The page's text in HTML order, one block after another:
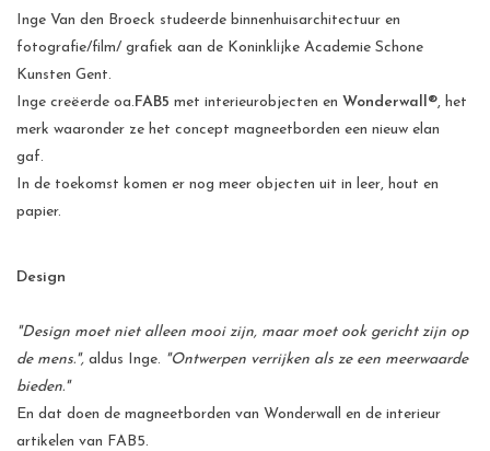
magneten
Ontwerp op maat
BIG SALE , GRAB YOUR
Rechthoekige , vierkante, ronde
magneetborden
Inge Van den Broeck studeerde binnenhuisarchitectuur en
fotografie/film/ grafiek aan de Koninklijke Academie Schone
Kunsten Gent.
Inge creëerde oa. FAB5 met interieurobjecten en Wonderwall®, het
merk waaronder ze het concept magneetborden een nieuw elan
gaf.
In de toekomst komen er nog meer objecten uit in leer, hout en
papier.
Design
"Design moet niet alleen mooi zijn, maar moet ook gericht zijn op
de mens.", aldus Inge. "Ontwerpen verrijken als ze een meerwaarde
bieden."
En dat doen de magneetborden van Wonderwall en de interieur
artikelen van FAB5.